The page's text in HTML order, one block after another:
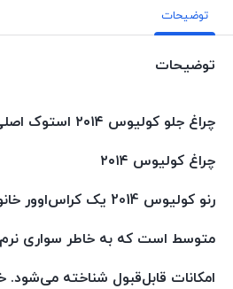
توضیحات
توضیحات
چراغ جلو کولیوس
چراغ کولیوس ۲۰۱۴
رنو کولیوس 2014
یک کراس‌اوور
متوسط است که به خاطر سواری
امکانات قابل‌قبول شناخته